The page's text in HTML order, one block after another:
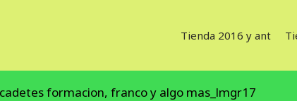
Tienda 2016 y ant
formacion, franco y algo mas_lmgr17